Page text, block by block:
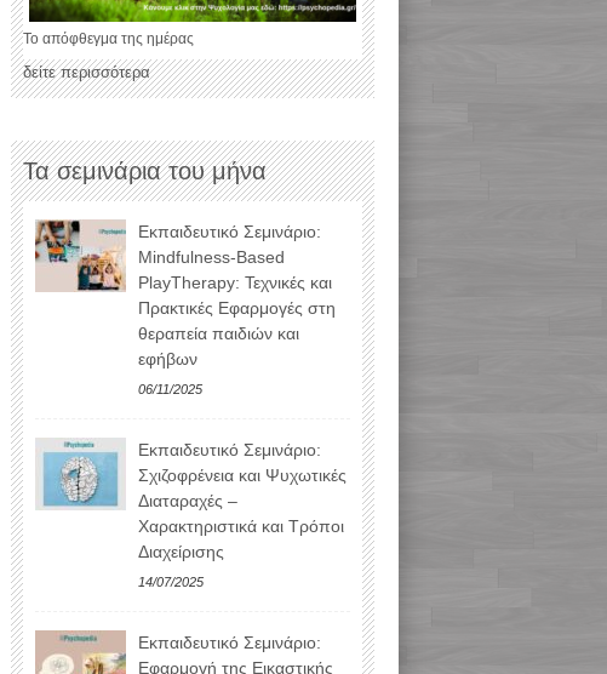
Το απόφθεγμα της ημέρας
δείτε περισσότερα
Τα σεμινάρια του μήνα
Εκπαιδευτικό Σεμινάριο:
Mindfulness-Based
PlayTherapy: Τεχνικές και
Πρακτικές Εφαρμογές στη
θεραπεία παιδιών και
εφήβων
06/11/2025
Εκπαιδευτικό Σεμινάριο:
Σχιζοφρένεια και Ψυχωτικές
Διαταραχές –
Χαρακτηριστικά και Τρόποι
Διαχείρισης
14/07/2025
Εκπαιδευτικό Σεμινάριο:
Εφαρμογή της Εικαστικής